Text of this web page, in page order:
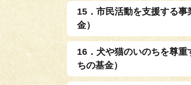
15．市民活動を支援する
金）
16．犬や猫のいのちを尊
ちの基金）